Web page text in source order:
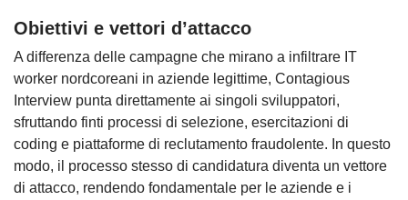
Obiettivi e vettori d’attacco
A differenza delle campagne che mirano a infiltrare IT
worker nordcoreani in aziende legittime, Contagious
Interview punta direttamente ai singoli sviluppatori,
sfruttando finti processi di selezione, esercitazioni di
coding e piattaforme di reclutamento fraudolente. In questo
modo, il processo stesso di candidatura diventa un vettore
di attacco, rendendo fondamentale per le aziende e i